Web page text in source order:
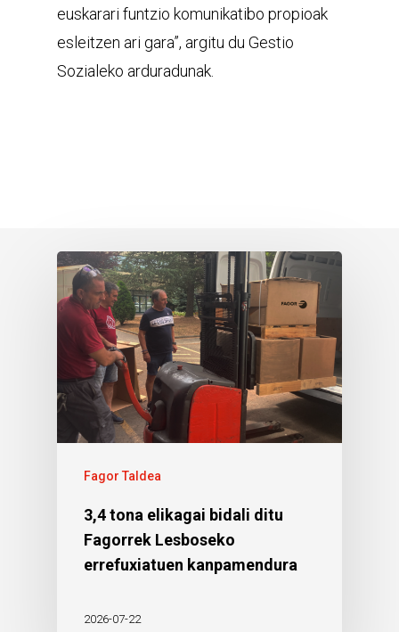
euskarari funtzio komunikatibo propioak
esleitzen ari gara”, argitu du Gestio
Sozialeko arduradunak.
Fagor Taldea
3,4 tona elikagai bidali ditu
Fagorrek Lesboseko
errefuxiatuen kanpamendura
2026-07-22